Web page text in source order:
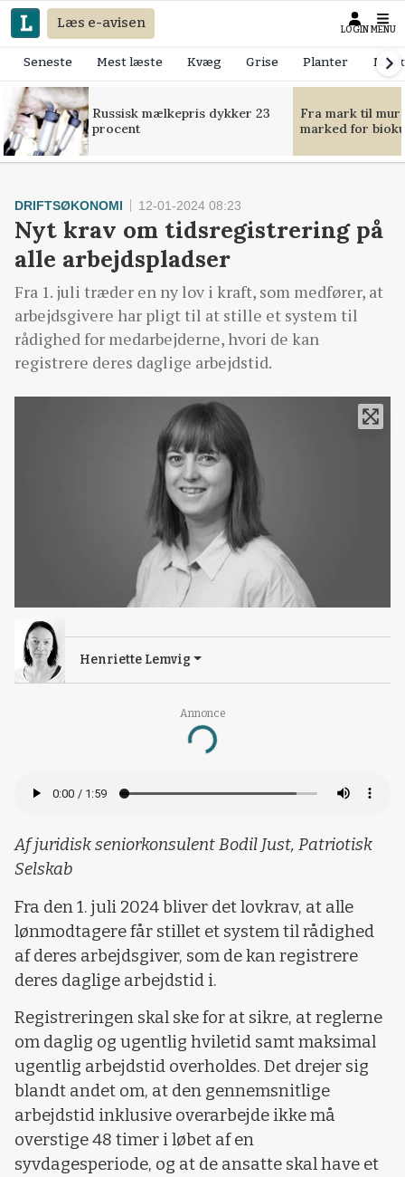
Læs e-avisen LOGIN MENU
Seneste Mest læste Kvæg Grise Planter
Russisk mælkepris dykker 23
procent
Fra mark til
marked for
Annonce
Loading...
DRIFTSØKONOMI 12-01-2024 08:23
Nyt krav om tidsregistrering på
alle arbejdspladser
Fra 1. juli træder en ny lov i kraft, som medfører, at
arbejdsgivere har pligt til at stille et system til
rådighed for medarbejderne, hvori de kan
registrere deres daglige arbejdstid.
Henriette Lemvig
Af juridisk seniorkonsulent Bodil Just, Patriotisk
Selskab
Fra den 1. juli 2024 bliver det lovkrav, at alle
lønmodtagere får stillet et system til rådighed
af deres arbejdsgiver, som de kan registrere
deres daglige arbejdstid i.
Registreringen skal ske for at sikre, at reglerne
om daglig og ugentlig hviletid samt maksimal
ugentlig arbejdstid overholdes. Det drejer sig
blandt andet om, at den gennemsnitlige
arbejdstid inklusive overarbejde ikke må
overstige 48 timer i løbet af en
syvdagesperiode, og at de ansatte skal have et